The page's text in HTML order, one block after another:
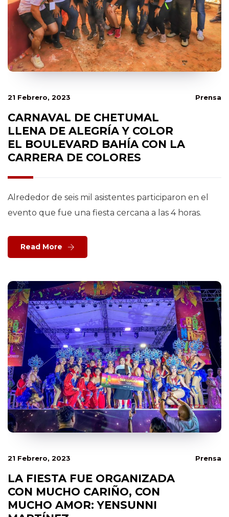
21 Febrero, 2023 Prensa
CARNAVAL DE CHETUMAL
LLENA DE ALEGRÍA Y COLOR
EL BOULEVARD BAHÍA CON LA
CARRERA DE COLORES
Alrededor de seis mil asistentes participaron en el
evento que fue una fiesta cercana a las 4 horas.
Read More
21 Febrero, 2023 Prensa
LA FIESTA FUE ORGANIZADA
CON MUCHO CARIÑO, CON
MUCHO AMOR: YENSUNNI